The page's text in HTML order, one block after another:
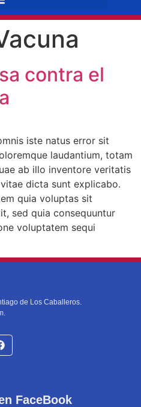
contra el
iste natus error sit
laudantium, totam
ab illo inventore veritatis
dicta sunt explicabo.
quia voluptas sit
sed quia consequuntur
voluptatem sequi
de Los Caballeros.
FaceBook